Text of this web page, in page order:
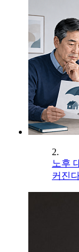
2.
노후
커진